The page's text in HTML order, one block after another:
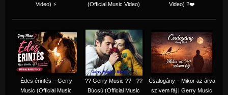
Video) ⚡
(Official Music Video)
Video) ?❤️
Édes érintés – Gerry
Music (Official Music
?? Gerry Music ?? - ??
Búcsú (Official Music
Csalogány – Mikor az árva
szívem fáj | Gerry Music